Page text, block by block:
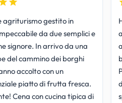
agriturismo gestito in
da due semplici e
signore. In arrivo da una
del cammino dei borghi
accolto con un
piatto di frutta fresca.
Cena con cucina tipica di